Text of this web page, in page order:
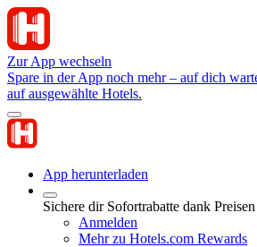
Zur App wechseln
Spare in der App noch mehr – auf dich
auf ausgewählte Hotels.
App herunterladen
Sichere dir Sofortrabatte dank
Anmelden
Mehr zu Hotels.com Rewards